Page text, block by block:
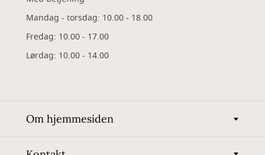
Mandag - torsdag: 10.00 - 18.00
Fredag: 10.00 - 17.00
Lørdag: 10.00 - 14.00
Om hjemmesiden